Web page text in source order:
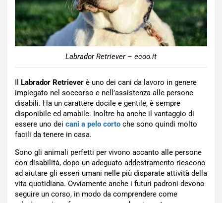
Labrador Retriever – ecoo.it
Il Labrador Retriever è uno dei cani da lavoro in genere
impiegato nel soccorso e nell’assistenza alle persone
disabili. Ha un carattere docile e gentile, è sempre
disponibile ed amabile. Inoltre ha anche il vantaggio di
essere uno dei cani a pelo corto che sono quindi molto
facili da tenere in casa.
Sono gli animali perfetti per vivono accanto alle persone
con disabilità, dopo un adeguato addestramento riescono
ad aiutare gli esseri umani nelle più disparate attività della
vita quotidiana. Ovviamente anche i futuri padroni devono
seguire un corso, in modo da comprendere come